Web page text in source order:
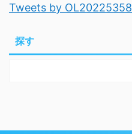
Tweets by OL20225358
探す